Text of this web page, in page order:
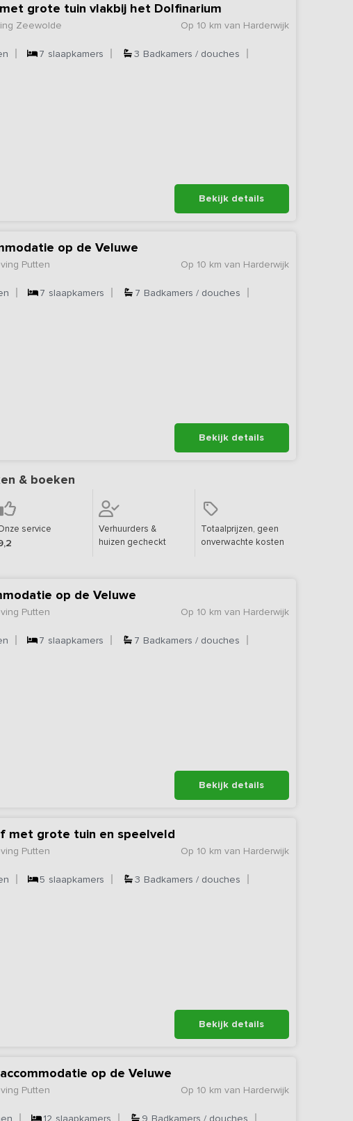
grote tuin vlakbij het Dolfinarium
Op 10 km van Harderwijk
Zeewolde
7 slaapkamers 3 Badkamers / douches
Bekijk details
op de Veluwe
Op 10 km van Harderwijk
Putten
7 slaapkamers 7 Badkamers / douches
Bekijk details
& boeken
service
Verhuurders &
huizen gecheckt
Totaalprijzen, geen
onverwachte kosten
op de Veluwe
Op 10 km van Harderwijk
Putten
7 slaapkamers 7 Badkamers / douches
Bekijk details
met grote tuin en speelveld
Op 10 km van Harderwijk
Putten
5 slaapkamers 3 Badkamers / douches
Bekijk details
op de Veluwe
Op 10 km van Harderwijk
Putten
12 slaapkamers 9 Badkamers / douches